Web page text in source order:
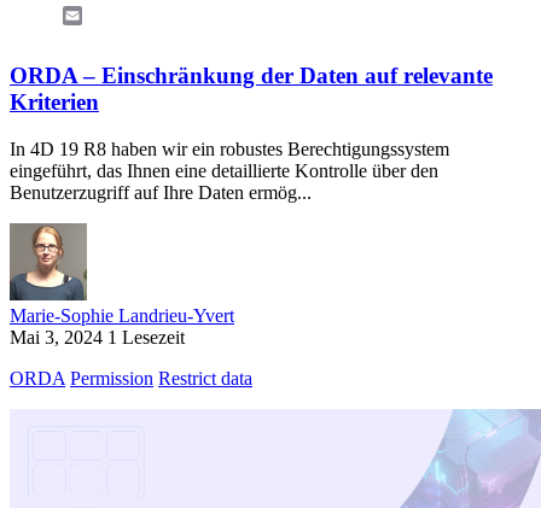
ORDA – Einschränkung der Daten auf relevante
Kriterien
In 4D 19 R8 haben wir ein robustes Berechtigungssystem
eingeführt, das Ihnen eine detaillierte Kontrolle über den
Benutzerzugriff auf Ihre Daten ermög...
Marie-Sophie Landrieu-Yvert
Mai 3, 2024 1 Lesezeit
ORDA Permission Restrict data